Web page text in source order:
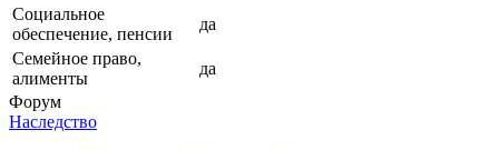
Социальное
обеспечение, пенсии
да
Семейное право,
алименты
да
Форум
Наследство